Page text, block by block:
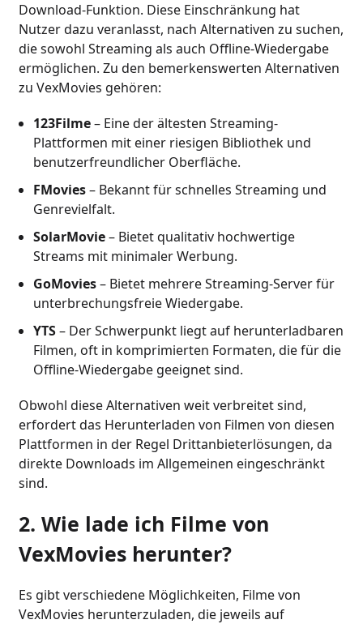
Download-Funktion. Diese Einschränkung hat
Nutzer dazu veranlasst, nach Alternativen zu suchen,
die sowohl Streaming als auch Offline-Wiedergabe
ermöglichen. Zu den bemerkenswerten Alternativen
zu VexMovies gehören:
123Filme– Eine der ältesten Streaming-
Plattformen mit einer riesigen Bibliothek und
benutzerfreundlicher Oberfläche.
FMovies– Bekannt für schnelles Streaming und
Genrevielfalt.
SolarMovie– Bietet qualitativ hochwertige
Streams mit minimaler Werbung.
GoMovies– Bietet mehrere Streaming-Server für
unterbrechungsfreie Wiedergabe.
YTS– Der Schwerpunkt liegt auf herunterladbaren
Filmen, oft in komprimierten Formaten, die für die
Offline-Wiedergabe geeignet sind.
Obwohl diese Alternativen weit verbreitet sind,
erfordert das Herunterladen von Filmen von diesen
Plattformen in der Regel Drittanbieterlösungen, da
direkte Downloads im Allgemeinen eingeschränkt
sind.
2. Wie lade ich Filme von
VexMovies herunter?
Es gibt verschiedene Möglichkeiten, Filme von
VexMovies herunterzuladen, die jeweils auf